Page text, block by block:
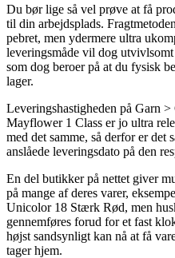
Du bør lige så vel prøve at få
til din arbejdsplads.
pebret, men ydermere ultra
leveringsmåde vil dog
som dog beroer på at du fysisk
lager.
Leveringshastigheden på Garn
Mayflower 1 Class er jo ultra
med det samme, så derfor er det
anslåede leveringsdato på den
En del butikker på nettet giver
på mange af deres varer,
Unicolor 18 Stærk Rød, men
gennemføres forud for et fast
højst sandsynligt kan nå at få
tager hjem.